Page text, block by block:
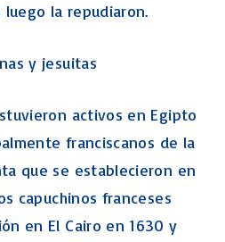
la repudiaron.
y jesuitas
activos en Egipto
franciscanos de la
que se establecieron en
capuchinos franceses
en El Cairo en 1630 y